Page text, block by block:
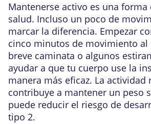
Mantenerse activo es una forma
salud. Incluso un poco de
marcar la diferencia. Empezar
cinco minutos de movimiento al
breve caminata o algunos
ayudar a que tu cuerpo use la
manera más eficaz. La actividad
contribuye a mantener un peso
puede reducir el riesgo de
tipo 2.